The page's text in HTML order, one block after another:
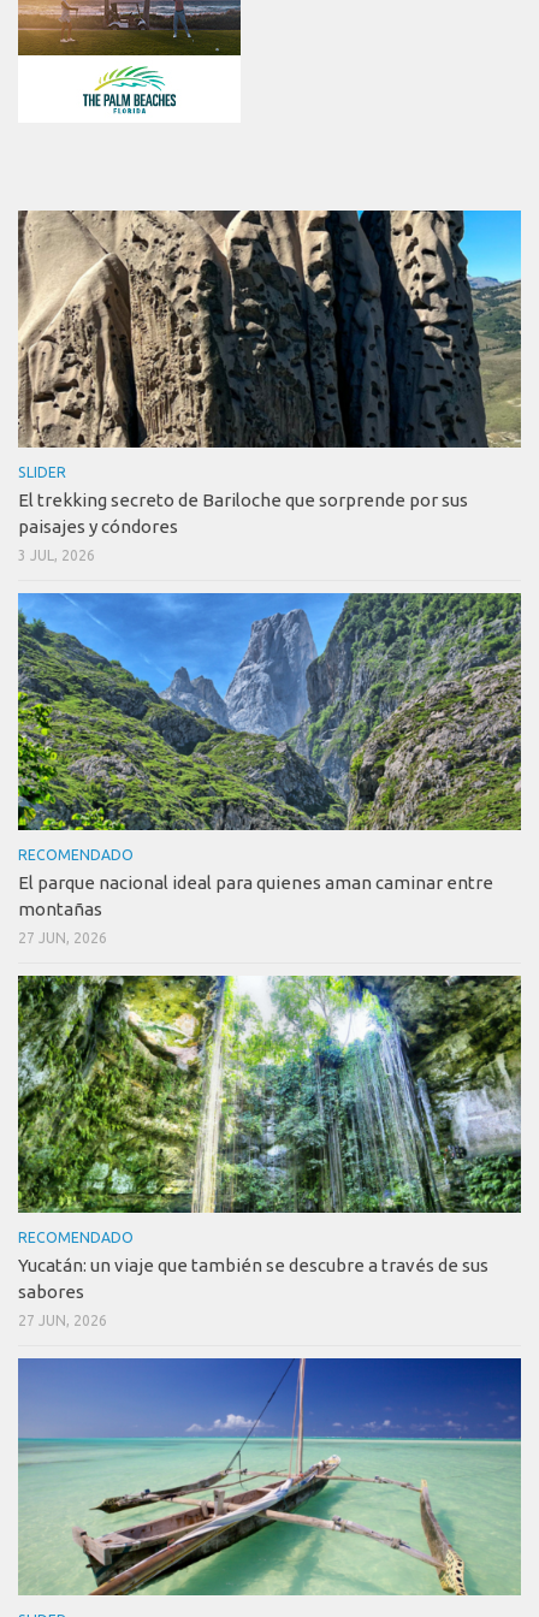
SLIDER
El trekking secreto de Bariloche que sorprende por sus
paisajes y cóndores
3 JUL, 2026
RECOMENDADO
El parque nacional ideal para quienes aman caminar entre
montañas
27 JUN, 2026
RECOMENDADO
Yucatán: un viaje que también se descubre a través de sus
sabores
27 JUN, 2026